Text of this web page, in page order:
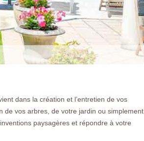
dans la création et l’entretien de vos
de vos arbres, de votre jardin ou simplement
paysagères et répondre à votre